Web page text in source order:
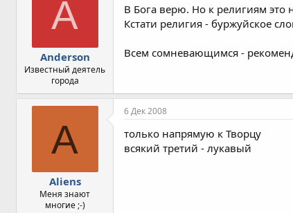
A
Anderson
Известный деятель
города
В Бога верю. Но к религиям это
Кстати религия - буржуйское
Всем сомневающимся -
A
Aliens
Меня знают
многие ;-)
6 Дек 2008
только напрямую к Творцу
всякий третий - лукавый